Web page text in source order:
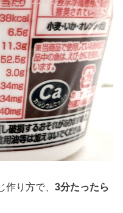
り方で、 3分たったら